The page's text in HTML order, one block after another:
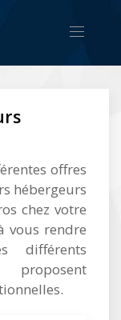
offres
hébergeurs
chez votre
vous rendre
différents